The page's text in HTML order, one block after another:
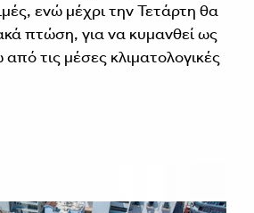
ενώ μέχρι την Τετάρτη θα
πτώση, για να κυμανθεί ως
τις μέσες κλιματολογικές